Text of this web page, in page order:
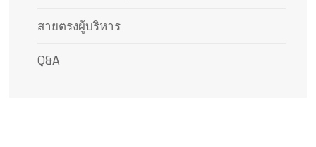
สายตรงผู้บริหาร
Q&A